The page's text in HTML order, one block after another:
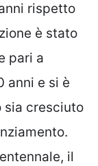
rispetto
è stato
pari a
anni e si è
sia cresciuto
il